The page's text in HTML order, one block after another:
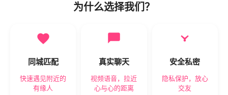
为什么选择我们？
同城匹配
快速遇见附近的
有缘人
真实聊天
视频语音，拉近
心与心的距离
安全私密
隐私保护，放心
交友